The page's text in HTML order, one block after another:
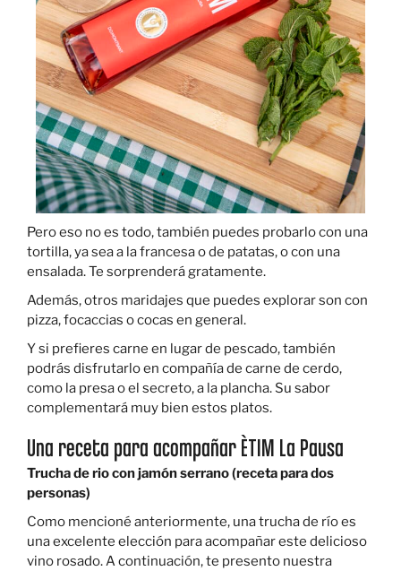
Pero eso no es todo, también puedes probarlo con una
tortilla, ya sea a la francesa o de patatas, o con una
ensalada. Te sorprenderá gratamente.
Además, otros maridajes que puedes explorar son con
pizza, focaccias o cocas en general.
Y si prefieres carne en lugar de pescado, también
podrás disfrutarlo en compañía de carne de cerdo,
como la presa o el secreto, a la plancha. Su sabor
complementará muy bien estos platos.
Una receta para acompañar ÈTIM La Pausa
Trucha de rio con jamón serrano (receta para dos
personas)
Como mencioné anteriormente, una trucha de río es
una excelente elección para acompañar este delicioso
vino rosado. A continuación, te presento nuestra